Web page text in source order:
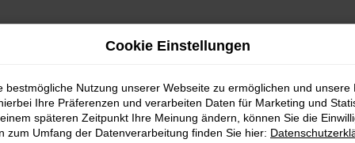
kaufen mit
Cookie Einstellungen
bestmögliche Nutzung unserer Webseite zu ermöglichen und unsere
Ihre Präferenzen und verarbeiten Daten für Marketing und
späteren Zeitpunkt Ihre Meinung ändern, können Sie die
zum Umfang der Datenverarbeitung finden Sie hier: